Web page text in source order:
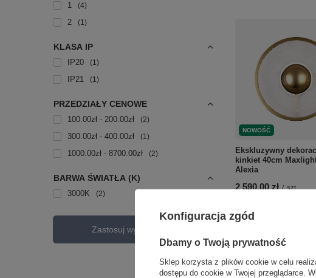
1 4
2 1
KLASA IP
IP20 1
IP21 1
PRZEDZIAŁY CENOWE
100.00zł - 200.00zł 2
300.00zł - 400.00zł 1
1000.00zł - 8700.00zł 2
BARWA ŚWIATŁA (K)
3000K 2
Zastosuj wybrane filtry
NOWOŚĆ
Ekskluzywny
kinkiet 40cm
Alexia
2 590,00 zł / szt.
+ Dodaj do porównania
Ilość produktów
Konfiguracja zgód
Dbamy o Twoją prywatność
Sklep korzysta z plików cookie w celu
dostępu do cookie w Twojej przeglądarce.